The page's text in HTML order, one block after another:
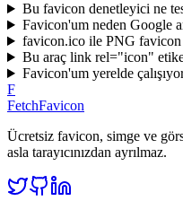
Bu favicon denetleyici ne
Favicon'um neden Google
favicon.ico ile PNG favicon
Bu araç link rel="icon"
Favicon'um yerelde
F
FetchFavicon
Ücretsiz favicon, simge ve
asla tarayıcınızdan ayrılmaz.